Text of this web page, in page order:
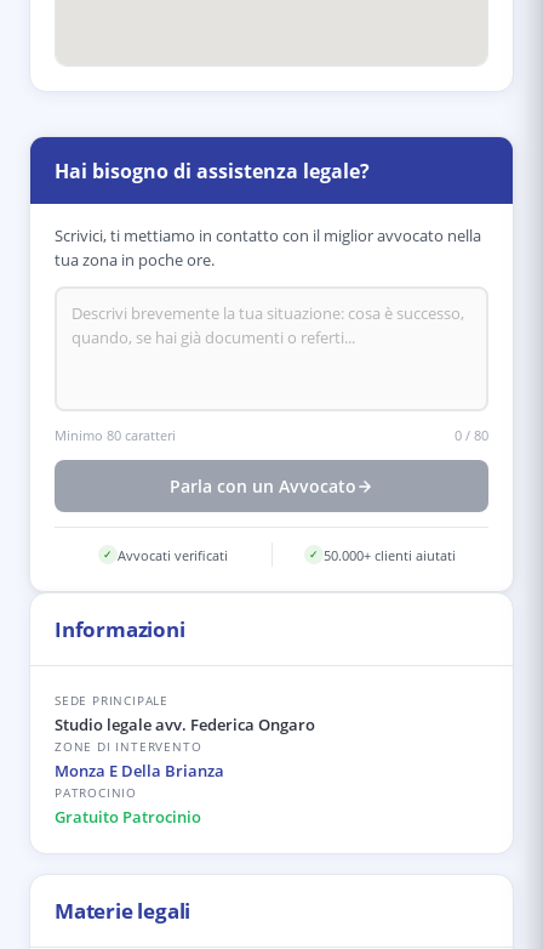
Hai bisogno di assistenza legale?
Scrivici, ti mettiamo in contatto con il miglior avvocato nella
tua zona in poche ore.
Minimo 80 caratteri 0 / 80
Parla con un Avvocato
✓ Avvocati verificati ✓ 50.000+ clienti aiutati
Informazioni
SEDE PRINCIPALE
Studio legale avv. Federica Ongaro
ZONE DI INTERVENTO
Monza E Della Brianza
PATROCINIO
Gratuito Patrocinio
Materie legali